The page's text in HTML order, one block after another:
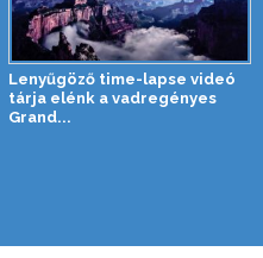
Lenyűgöző time-lapse videó
tárja elénk a vadregényes
Grand...